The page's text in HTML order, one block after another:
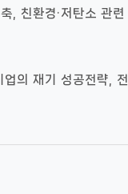
, 친환경·저탄소 관련
의 재기 성공전략, 전